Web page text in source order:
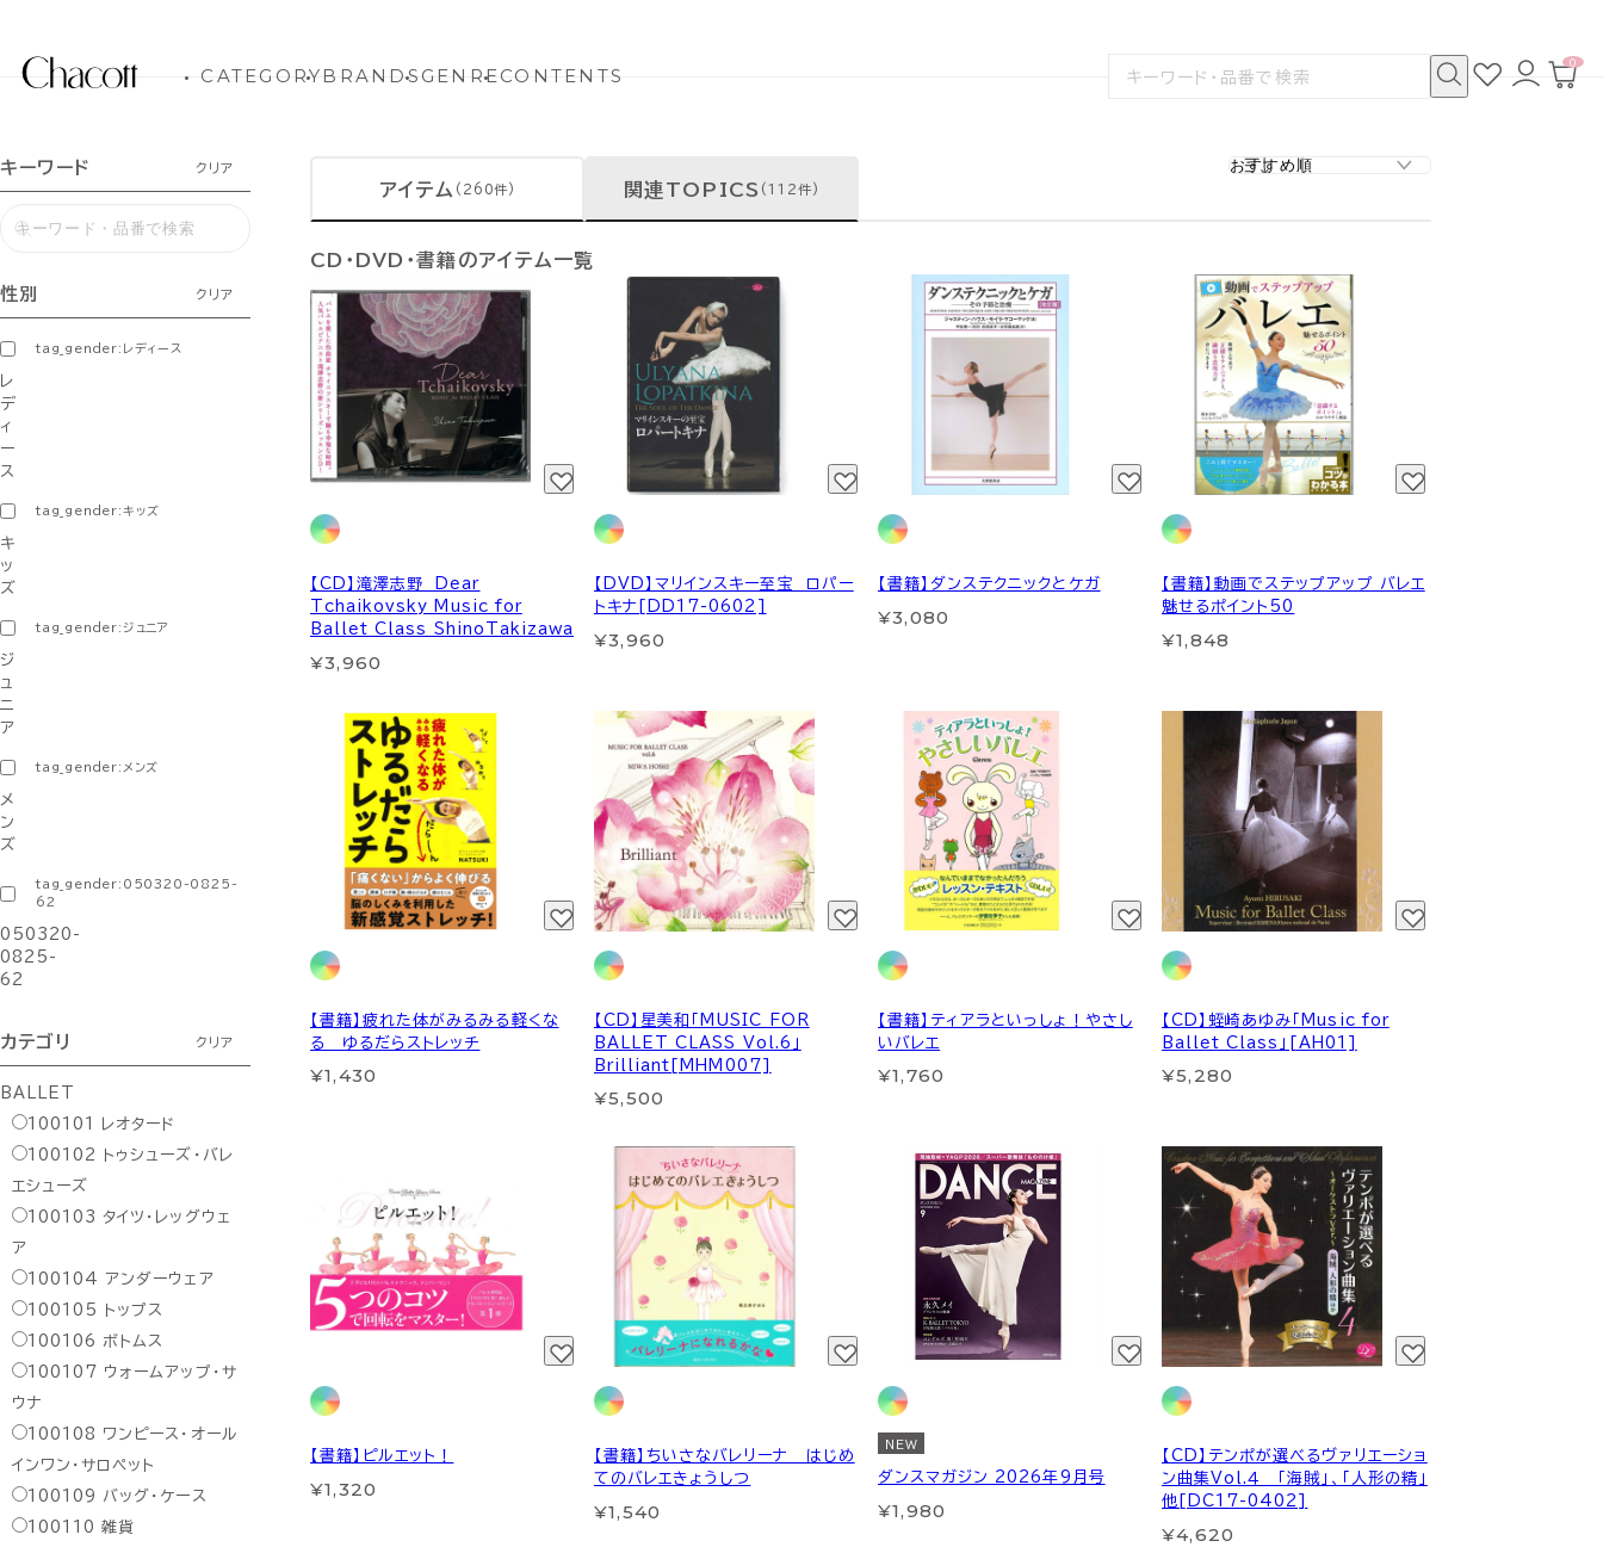
CATEGORYBRANDSGENRECONTENTS
検
お
気
ロ
グ
カ
0
キーワード クリア
性別 クリア
tag_gender:レディース
レ
デ
ィ
ー
ス
tag_gender:キッズ
キ
ッ
ズ
tag_gender:ジュニア
ジ
ュ
ニ
ア
tag_gender:メンズ
メ
ン
ズ
tag_gender:050320-0825-
62
050320-
0825-
62
カテゴリ クリア
BALLET
100101
レオタード
100102
トゥシューズ・バレ
エシューズ
100103 タイツ・レッグウェ
ア
100104 アンダーウェア
100105
トップス
100106
ボトムス
100107
ウォームアップ・サ
ウナ
100108
ワンピース・オール
インワン・サロペット
100109
バッグ・ケース
100110 雑貨
アイテム (260件) 関連TOPICS (112件)
CD・DVD・書籍のアイテム一覧
【CD】滝澤志野 Dear
Tchaikovsky Music for
Ballet Class ShinoTakizawa
¥3,960
【DVD】マリインスキー至宝 ロパー
トキナ[DD17-0602]
¥3,960
【書籍】ダンステクニックとケガ
¥3,080
【書籍】動画でステップアップ バレエ
魅せるポイント50
¥1,848
【書籍】疲れた体がみるみる軽くな
る ゆるだらストレッチ
¥1,430
【CD】星美和「MUSIC FOR
BALLET CLASS Vol.6」
Brilliant[MHM007]
¥5,500
【書籍】ティアラといっしょ！やさし
いバレエ
¥1,760
【CD】蛭崎あゆみ「Music for
Ballet Class」[AH01]
¥5,280
【書籍】ピルエット！
¥1,320
【書籍】ちいさなバレリーナ はじめ
てのバレエきょうしつ
¥1,540
NEW
ダンスマガジン 2026年9月号
¥1,980
【CD】テンポが選べるヴァリエーショ
ン曲集Vol.４ 「海賊」、「人形の精」
他[DC17-0402]
¥4,620